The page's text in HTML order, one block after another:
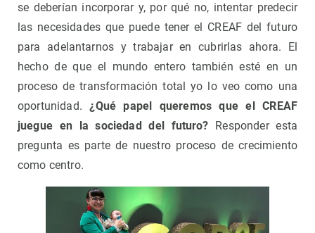
se deberían incorporar y, por qué no, intentar predecir
las necesidades que puede tener el CREAF del futuro
para adelantarnos y trabajar en cubrirlas ahora. El
hecho de que el mundo entero también esté en un
proceso de transformación total yo lo veo como una
oportunidad.¿Qué papel queremos que el CREAF
juegue en la sociedad del futuro? Responder esta
pregunta es parte de nuestro proceso de crecimiento
como centro.